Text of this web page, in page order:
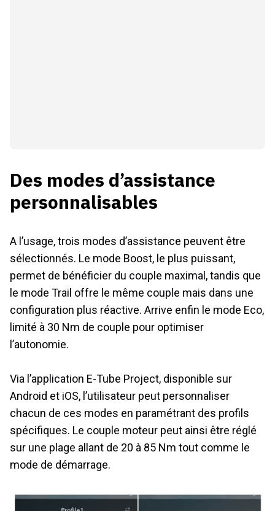
Des modes d’assistance
personnalisables
A l’usage, trois modes d’assistance peuvent être
sélectionnés. Le mode Boost, le plus puissant,
permet de bénéficier du couple maximal, tandis que
le mode Trail offre le même couple mais dans une
configuration plus réactive. Arrive enfin le mode Eco,
limité à 30 Nm de couple pour optimiser
l’autonomie.
Via l’application E-Tube Project, disponible sur
Android et iOS, l’utilisateur peut personnaliser
chacun de ces modes en paramétrant des profils
spécifiques. Le couple moteur peut ainsi être réglé
sur une plage allant de 20 à 85 Nm tout comme le
mode de démarrage.